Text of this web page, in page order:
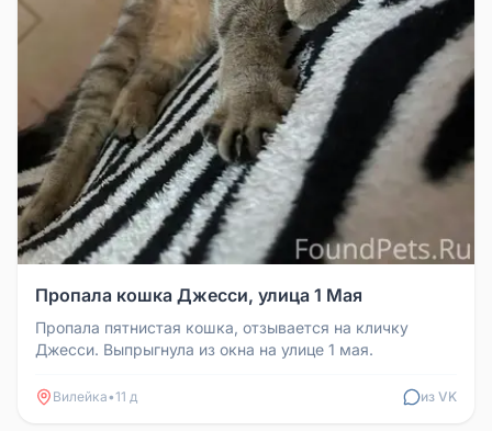
Пропала кошка Джесси, улица 1 Мая
Пропала пятнистая кошка, отзывается на кличку
Джесси. Выпрыгнула из окна на улице 1 мая.
Вилейка•11 д из VK